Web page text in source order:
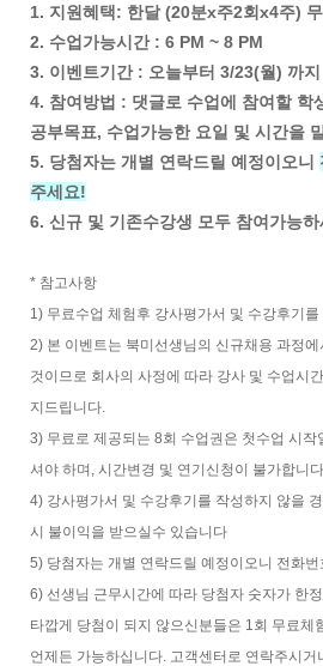
1. 지원혜택: 한달 (20분x주2회x4주)
2. 수업가능시간 : 6 PM ~ 8 PM
3. 이벤트기간 : 오늘부터 3/23(월) 까지
4. 참여방법 : 댓글로 수업에 참여할 학
공부목표, 수업가능한 요일 및 시간을
5. 당첨자는 개별 연락드릴 예정이오니
주세요!
6. 신규 및 기존수강생 모두 참여가능하
* 참고사항
1) 무료수업 체험후 강사평가서 및 수강후기
2) 본 이벤트는 북미선생님의 신규채용 과정
것이므로 회사의 사정에 따라 강사 및 수업시
지드립니다.
3) 무료로 제공되는 8회 수업권은 첫수업 시
셔야 하며, 시간변경 및 연기신청이 불가합니
4) 강사평가서 및 수강후기를 작성하지 않을
시 불이익을 받으실수 있습니다
5) 당첨자는 개별 연락드릴 예정이오니 전화
6) 선생님 근무시간에 따라 당첨자 숫자가 한
타깝게 당첨이 되지 않으신분들은 1회 무료체
언제든 가능하십니다. 고객센터로 연락주시